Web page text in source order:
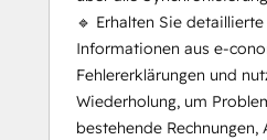
🔹 Erhalten Sie
Informationen aus e-
Fehlererklärungen und
Wiederholung, um
bestehende